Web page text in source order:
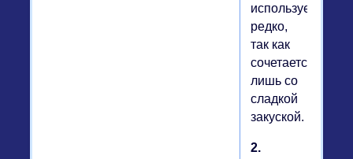
используется
редко,
так как
сочетается
лишь со
сладкой
закуской.
2.